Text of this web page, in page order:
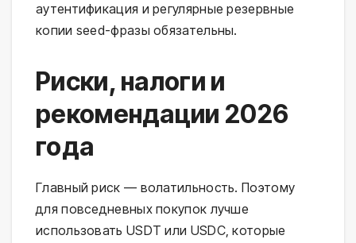
аутентификация и регулярные резервные
копии seed-фразы обязательны.
Риски, налоги и
рекомендации 2026
года
Главный риск — волатильность. Поэтому
для повседневных покупок лучше
использовать USDT или USDC, которые